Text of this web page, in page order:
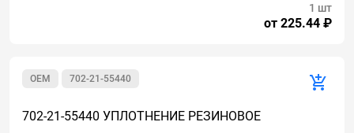
от 225.44 ₽
1 шт
702-21-55440
OEM
702-21-55440 УПЛОТНЕНИЕ РЕЗИНОВОЕ